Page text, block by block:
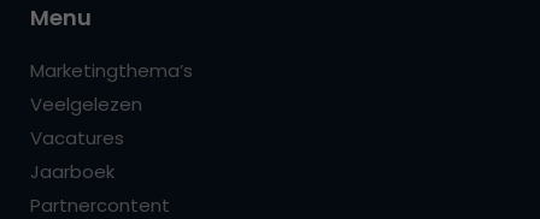
Menu
Marketingthema’s
Veelgelezen
Vacatures
Jaarboek
Partnercontent